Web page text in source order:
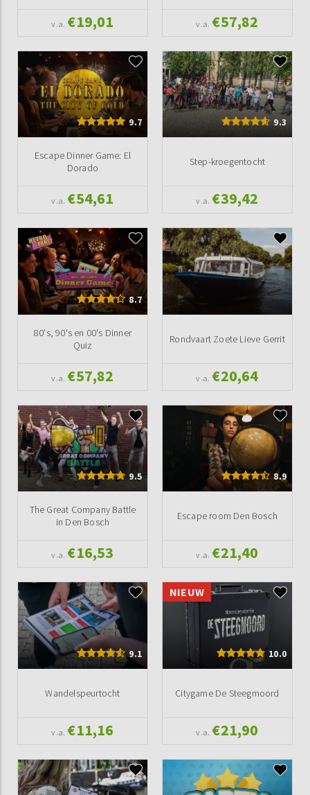
v.a. €19,01 v.a. €57,82
9.7
Escape Dinner Game: El
Dorado
v.a. €54,61
9.3
Step-kroegentocht
v.a. €39,42
8.7
80's, 90's en 00's Dinner
Quiz
v.a. €57,82
Rondvaart Zoete Lieve Gerrit
v.a. €20,64
9.5
The Great Company Battle
in Den Bosch
v.a. €16,53
8.9
Escape room Den Bosch
v.a. €21,40
9.1
Wandelspeurtocht
v.a. €11,16
NIEUW
10.0
Citygame De Steegmoord
v.a. €21,90